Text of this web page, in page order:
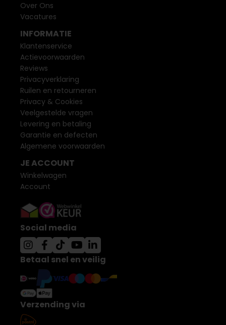
Over Ons
Vacatures
INFORMATIE
Klantenservice
Actievoorwaarden
Reviews
Privacyverklaring
Ruilen en retourneren
Privacy & Cookies
Veelgestelde vragen
Levering en betaling
Garantie en defecten
Algemene voorwaarden
JE ACCOUNT
Winkelwagen
Account
Social media
Betaal snel en veilig
Verzending via